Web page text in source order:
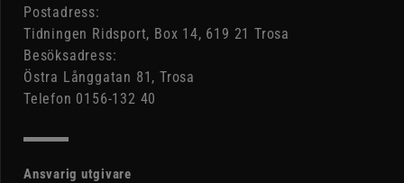
Postadress:
Tidningen Ridsport, Box 14, 619 21 Trosa
Besöksadress:
Östra Långgatan 81, Trosa
Telefon 0156-132 40
Ansvarig utgivare